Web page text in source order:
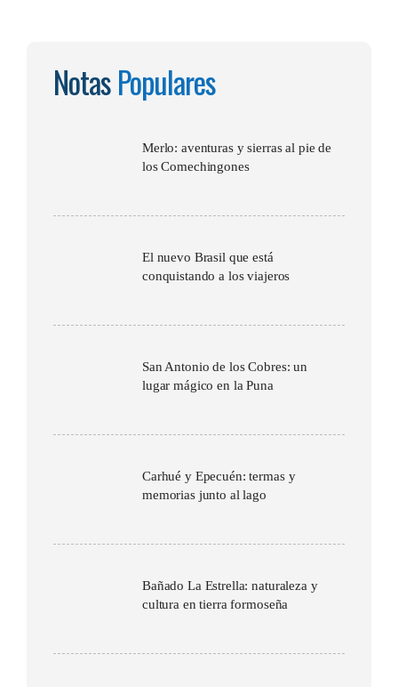
NotasPopulares
Merlo: aventuras y sierras al pie de
los Comechingones
El nuevo Brasil que está
conquistando a los viajeros
San Antonio de los Cobres: un
lugar mágico en la Puna
Carhué y Epecuén: termas y
memorias junto al lago
Bañado La Estrella: naturaleza y
cultura en tierra formoseña